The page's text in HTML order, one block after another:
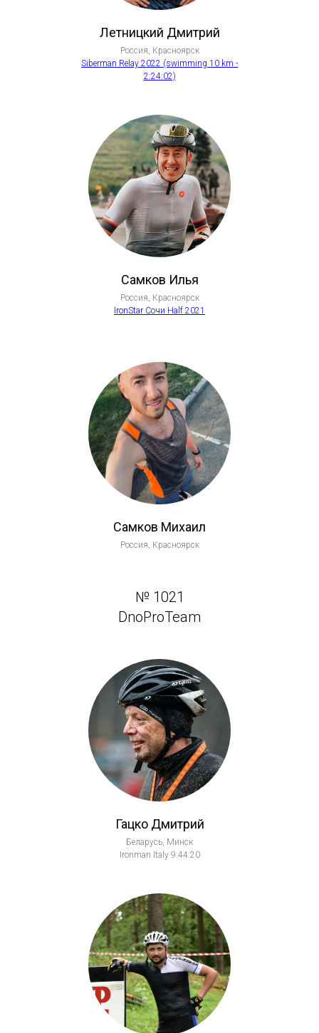
Летницкий Дмитрий
Россия, Красноярск
Siberman Relay 2022 (swimming 10 km -
2:24:02)
Самков Илья
Россия, Красноярск
IronStar Сочи Half 2021
Самков Михаил
Россия, Красноярск
№ 1021
DnoProTeam
Гацко Дмитрий
Беларусь, Минск
Ironman Italy 9:44:20